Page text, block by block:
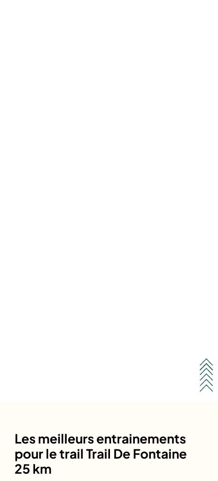
Les meilleurs entrainements
pour le trail Trail De Fontaine
25 km